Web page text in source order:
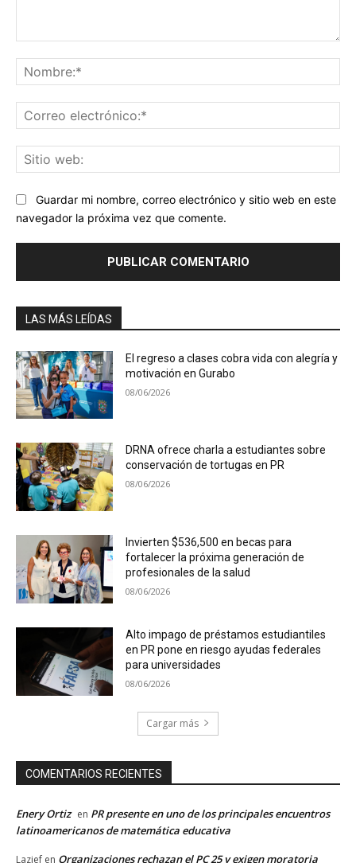
Guardar mi nombre, correo electrónico y sitio web en este
navegador la próxima vez que comente.
LAS MÁS LEÍDAS
El regreso a clases cobra vida con alegría y
motivación en Gurabo
08/06/2026
DRNA ofrece charla a estudiantes sobre
conservación de tortugas en PR
08/06/2026
Invierten $536,500 en becas para
fortalecer la próxima generación de
profesionales de la salud
08/06/2026
Alto impago de préstamos estudiantiles
en PR pone en riesgo ayudas federales
para universidades
08/06/2026
Cargar más
COMENTARIOS RECIENTES
Enery Ortiz en PR presente en uno de los principales encuentros
latinoamericanos de matemática educativa
Lazief en Organizaciones rechazan el PC 25 y exigen moratoria